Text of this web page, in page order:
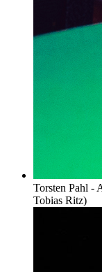
Torsten Pahl -
Tobias Ritz)